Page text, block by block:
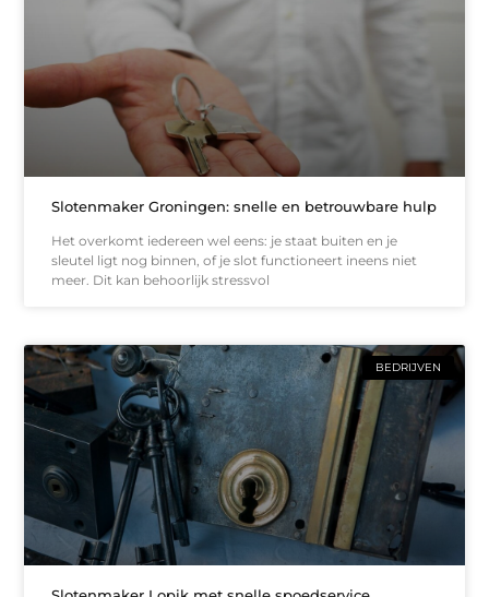
Slotenmaker Groningen: snelle en betrouwbare hulp
Het overkomt iedereen wel eens: je staat buiten en je
sleutel ligt nog binnen, of je slot functioneert ineens niet
meer. Dit kan behoorlijk stressvol
BEDRIJVEN